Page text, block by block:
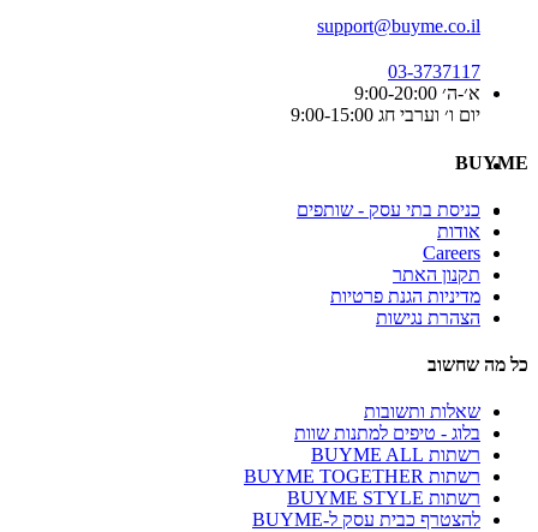
support@buyme.co.il
03-3737117
א׳-ה׳ 9:00-20:00
יום ו׳ וערבי חג 9:00-15:00
BUYME
כניסת בתי עסק - שותפים
אודות
Careers
תקנון האתר
מדיניות הגנת פרטיות
הצהרת נגישות
כל מה שחשוב
שאלות ותשובות
בלוג - טיפים למתנות שוות
רשתות BUYME ALL
רשתות BUYME TOGETHER
רשתות BUYME STYLE
להצטרף כבית עסק ל-BUYME